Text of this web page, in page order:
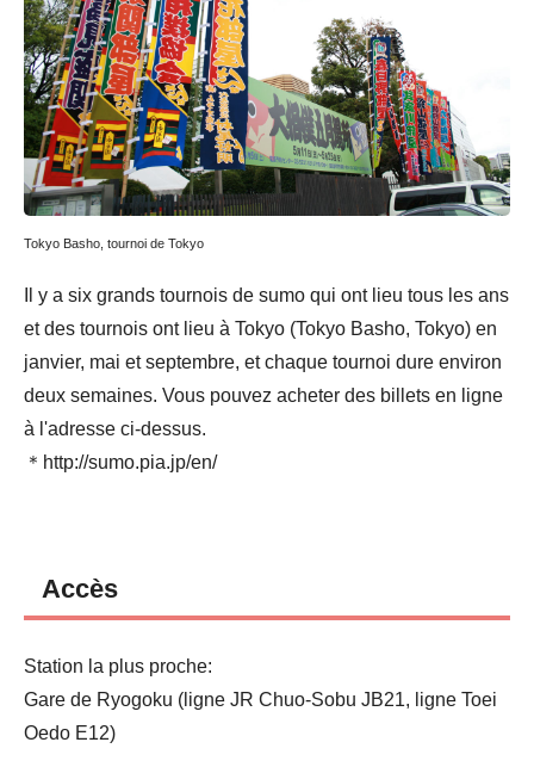
Tokyo Basho, tournoi de Tokyo
Il y a six grands tournois de sumo qui ont lieu tous les ans
et des tournois ont lieu à Tokyo (Tokyo Basho, Tokyo) en
janvier, mai et septembre, et chaque tournoi dure environ
deux semaines. Vous pouvez acheter des billets en ligne
à l'adresse ci-dessus.
＊http://sumo.pia.jp/en/
Accès
Station la plus proche:
Gare de Ryogoku (ligne JR Chuo-Sobu JB21, ligne Toei
Oedo E12)